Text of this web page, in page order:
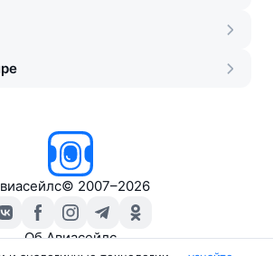
© 2007–2026
Об Авиасейлс